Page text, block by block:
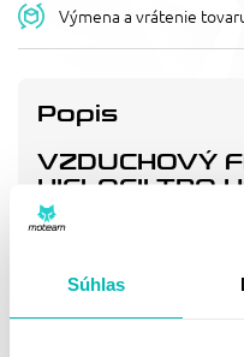
Súhlas
Výmena a vrátenie
Popis
VZDUCHOVÝ
HIFLOFILTRO
Vzduchový filtr - náhrada
Doprava a